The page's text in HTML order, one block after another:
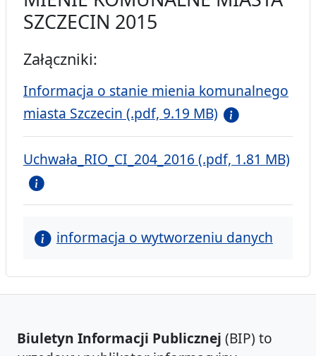
SZCZECIN 2015
Załączniki:
Informacja o stanie mienia komunalnego
miasta Szczecin (.pdf, 9.19 MB)
Uchwała_RIO_CI_204_2016 (.pdf, 1.81 MB)
informacja o wytworzeniu danych
Biuletyn Informacji Publicznej (BIP) to